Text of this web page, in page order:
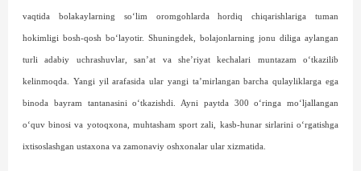
vaqtida bolakaylarning so‘lim oromgohlarda hordiq chiqarishlariga tuman
hokimligi bosh-qosh bo‘layotir. Shuningdek, bolajonlarning jonu diliga aylangan
turli adabiy uchrashuvlar, san’at va she’riyat kechalari muntazam o‘tkazilib
kelinmoqda. Yangi yil arafasida ular yangi ta’mirlangan barcha qulayliklarga ega
binoda bayram tantanasini o‘tkazishdi. Ayni paytda 300 o‘ringa mo‘ljallangan
o‘quv binosi va yotoqxona, muhtasham sport zali, kasb-hunar sirlarini o‘rgatishga
ixtisoslashgan ustaxona va zamonaviy oshxonalar ular xizmatida.